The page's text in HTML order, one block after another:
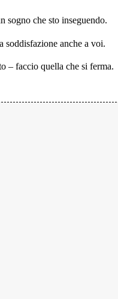
sogno che sto inseguendo.
soddisfazione anche a voi.
– faccio quella che si ferma.